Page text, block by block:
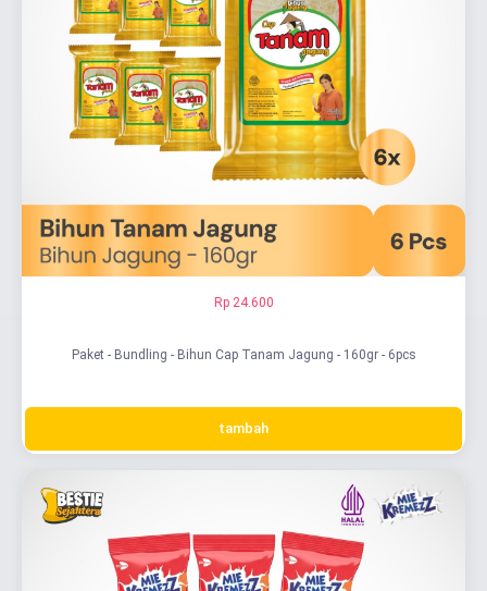
Rp 24.600
Paket - Bundling - Bihun Cap Tanam Jagung - 160gr - 6pcs
tambah